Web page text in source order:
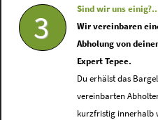
3
Sind wir uns
Wir vereinbaren
Abholung von
Expert Tepee.
Du erhälst das
vereinbarten
kurzfristig innerhalb